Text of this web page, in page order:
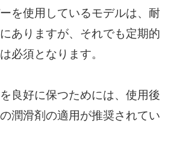
を使用しているモデルは、耐
ありますが、それでも定期的
必須となります。
良好に保つためには、使用後
潤滑剤の適用が推奨されてい